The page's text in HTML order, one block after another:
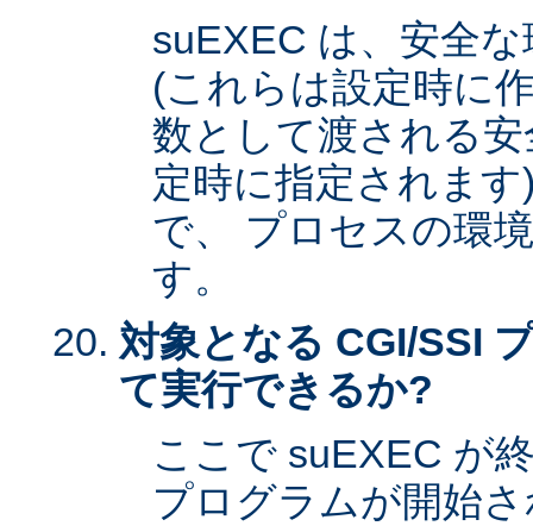
suEXEC は、安全
(これらは設定時に
数として渡される
定時に指定されま
で、 プロセスの環
す。
対象となる CGI/SSI
て実行できるか?
ここで suEXEC が
プログラムが開始